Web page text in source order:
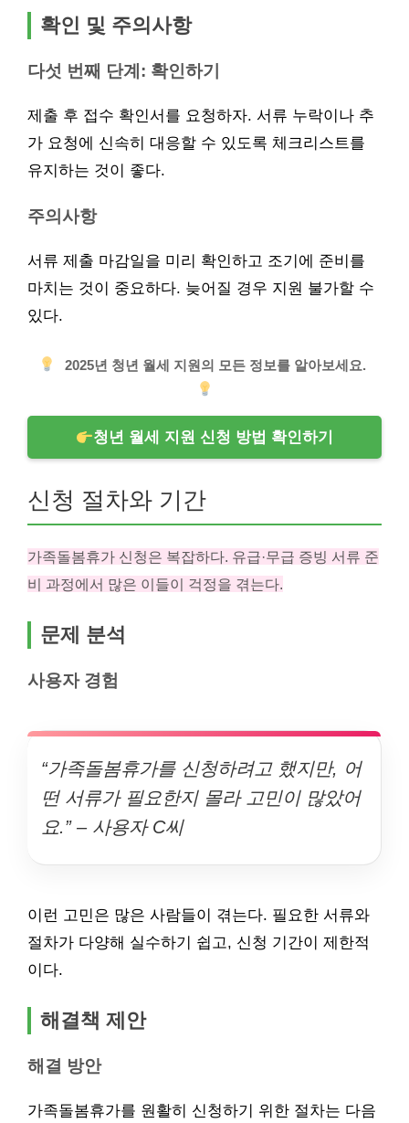
확인 및 주의사항
다섯 번째 단계: 확인하기
제출 후 접수 확인서를 요청하자. 서류 누락이나 추
가 요청에 신속히 대응할 수 있도록 체크리스트를
유지하는 것이 좋다.
주의사항
서류 제출 마감일을 미리 확인하고 조기에 준비를
마치는 것이 중요하다. 늦어질 경우 지원 불가할 수
있다.
2025년 청년 월세 지원의 모든 정보를 알아보세요.
청년 월세 지원 신청 방법 확인하기
신청 절차와 기간
가족돌봄휴가 신청은 복잡하다. 유급·무급 증빙 서류 준
비 과정에서 많은 이들이 걱정을 겪는다.
문제 분석
사용자 경험
“가족돌봄휴가를 신청하려고 했지만, 어
떤 서류가 필요한지 몰라 고민이 많았어
요.” – 사용자 C씨
이런 고민은 많은 사람들이 겪는다. 필요한 서류와
절차가 다양해 실수하기 쉽고, 신청 기간이 제한적
이다.
해결책 제안
해결 방안
가족돌봄휴가를 원활히 신청하기 위한 절차는 다음